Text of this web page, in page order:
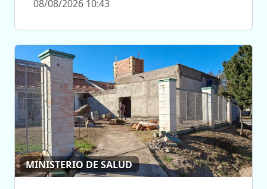
08/08/2026 10:43
MINISTERIO DE SALUD